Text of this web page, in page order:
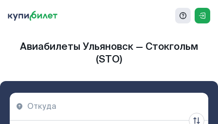
Авиабилеты Ульяновск — Стокгольм
(STO)